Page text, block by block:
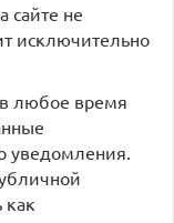
сайте не
исключительно
в любое время
уведомления.
как